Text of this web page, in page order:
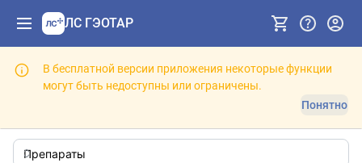
ЛС ГЭОТАР
В бесплатной версии приложения некоторые функции
могут быть недоступны или ограничены.
Понятно